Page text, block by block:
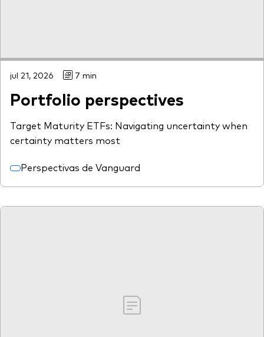
jul 21, 2026 7 min
Portfolio perspectives
Target Maturity ETFs: Navigating uncertainty when
certainty matters most
Perspectivas de Vanguard